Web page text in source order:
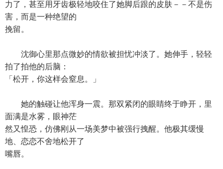
力了，甚至用牙齿极轻地咬住了她脚后跟的皮肤－－不是伤
害，而是一种绝望的
挽留。
沈御心里那点微妙的情欲被担忧冲淡了。她伸手，轻轻
拍了拍他的后脑：
「松开，你这样会窒息。」
她的触碰让他浑身一震。那双紧闭的眼睛终于睁开，里
面满是水雾，眼神茫
然又惶恐，仿佛刚从一场美梦中被强行拽醒。他极其缓慢
地、恋恋不舍地松开了
嘴唇。